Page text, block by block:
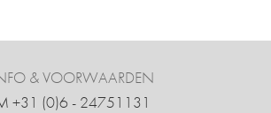
& VOORWAARDEN
+31 ‍(0)6 - 24751131